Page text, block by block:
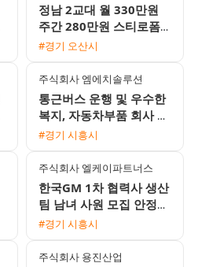
정남 2교대 월 330만원
주간 280만원 스티로폼
박스 생산 포장 사원 모집
#경기 오산시
주식회사 엠에치솔루션
통근버스 운행 및 우수한
복지, 자동차부품 회사 쇼
트팀 주야교대 남성 사원
#경기 시흥시
주식회사 엘케이파트너스
한국GM 1차 협력사 생산
팀 남녀 사원 모집 안정적
인 근무 환경과 통근버스
#경기 시흥시
주식회사 용진산업